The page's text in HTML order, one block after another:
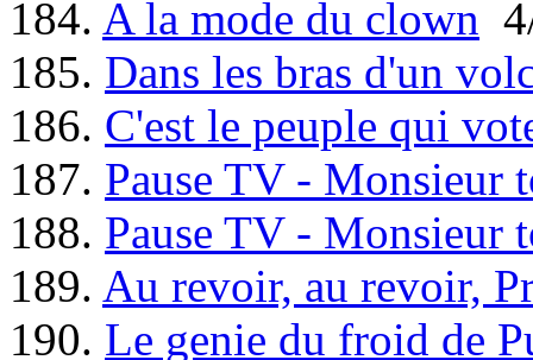
184. A la mode du clown
185. Dans les bras d'un
186. C'est le peuple qui
187. Pause TV - Monsieur
188. Pause TV - Monsieur
189. Au revoir, au revoir,
190. Le genie du froid de